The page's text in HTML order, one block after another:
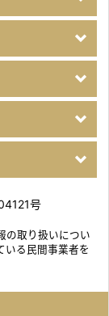
号
の取り扱いについ
いる民間事業者を